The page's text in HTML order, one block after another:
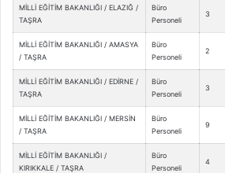
MİLLİ EĞİTİM BAKANLIĞI / ELAZIĞ /
TAŞRA
Büro
Personeli
3
MİLLİ EĞİTİM BAKANLIĞI / AMASYA
/ TAŞRA
Büro
Personeli
2
MİLLİ EĞİTİM BAKANLIĞI / EDİRNE /
TAŞRA
Büro
Personeli
3
MİLLİ EĞİTİM BAKANLIĞI / MERSİN
/ TAŞRA
Büro
Personeli
9
MİLLİ EĞİTİM BAKANLIĞI /
KIRIKKALE / TAŞRA
Büro
Personeli
4